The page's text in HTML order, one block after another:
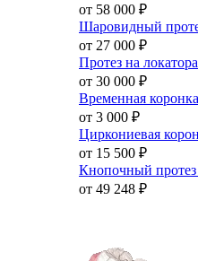
от 58 000 ₽
Шаровидный
от 27 000 ₽
Протез на
от 30 000 ₽
Временная
от 3 000 ₽
Циркониевая
от 15 500 ₽
Кнопочный
от 49 248 ₽